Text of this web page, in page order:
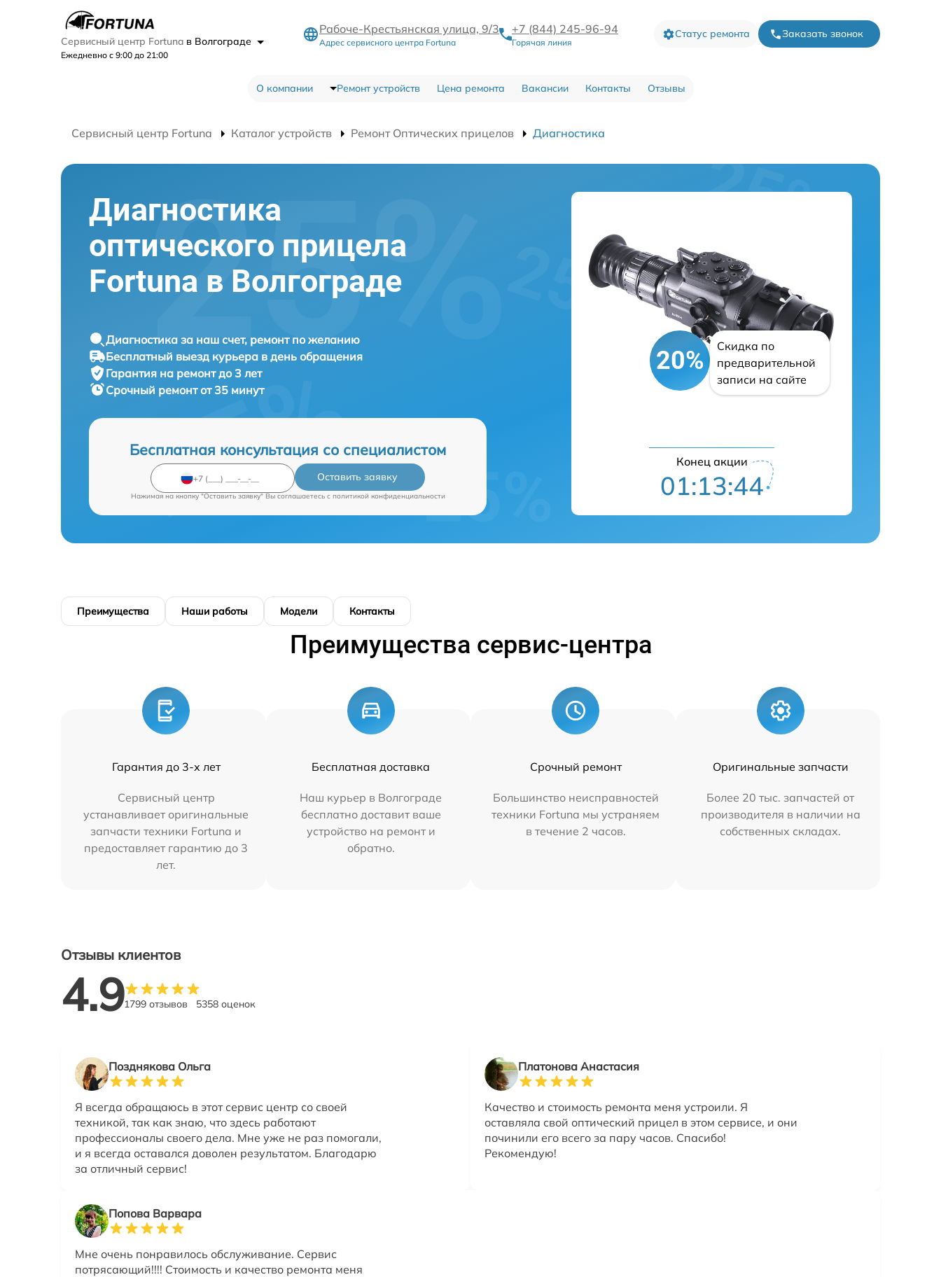
Сервисный центр Fortuna в Волгограде
Ежедневно с 9:00 до 21:00
Рабоче-Крестьянская улица, 9/3
Адрес сервисного центра Fortuna
+7 (844) 245-96-94
Горячая линия
Статус ремонта Заказать звонок
О компании Ремонт устройств Цена ремонта Вакансии Контакты Отзывы
Сервисный центр Fortuna Каталог устройств Ремонт Оптических прицелов Диагностика
Диагностика
оптического прицела
Fortuna в Волгограде
Диагностика за наш счет, ремонт по желанию
Бесплатный выезд курьера в день обращения
Гарантия на ремонт до 3 лет
Срочный ремонт от 35 минут
Бесплатная консультация со специалистом
Оставить заявку
Нажимая на кнопку "Оставить заявку" Вы соглашаетесь c политикой конфиденциальности
20%
Скидка по
предварительной
записи на сайте
Конец акции
01:13:43
Преимущества Наши работы Модели Контакты
Преимущества сервис-центра
Гарантия до 3-х лет
Сервисный центр
устанавливает оригинальные
запчасти техники Fortuna и
предоставляет гарантию до 3
лет.
Бесплатная доставка
Наш курьер в Волгограде
бесплатно доставит ваше
устройство на ремонт и
обратно.
Срочный ремонт
Большинство неисправностей
техники Fortuna мы устраняем
в течение 2 часов.
Оригинальные запчасти
Более 20 тыс. запчастей от
производителя в наличии на
собственных складах.
Отзывы клиентов
4.91799 отзывов 5358 оценок
Позднякова Ольга
Я всегда обращаюсь в этот сервис центр со своей
техникой, так как знаю, что здесь работают
профессионалы своего дела. Мне уже не раз помогали,
и я всегда оставался доволен результатом. Благодарю
за отличный сервис!
Платонова Анастасия
Качество и стоимость ремонта меня устроили. Я
оставляла свой оптический прицел в этом сервисе, и они
починили его всего за пару часов. Спасибо!
Рекомендую!
Попова Варвара
Мне очень понравилось обслуживание. Сервис
потрясающий!!!! Стоимость и качество ремонта меня